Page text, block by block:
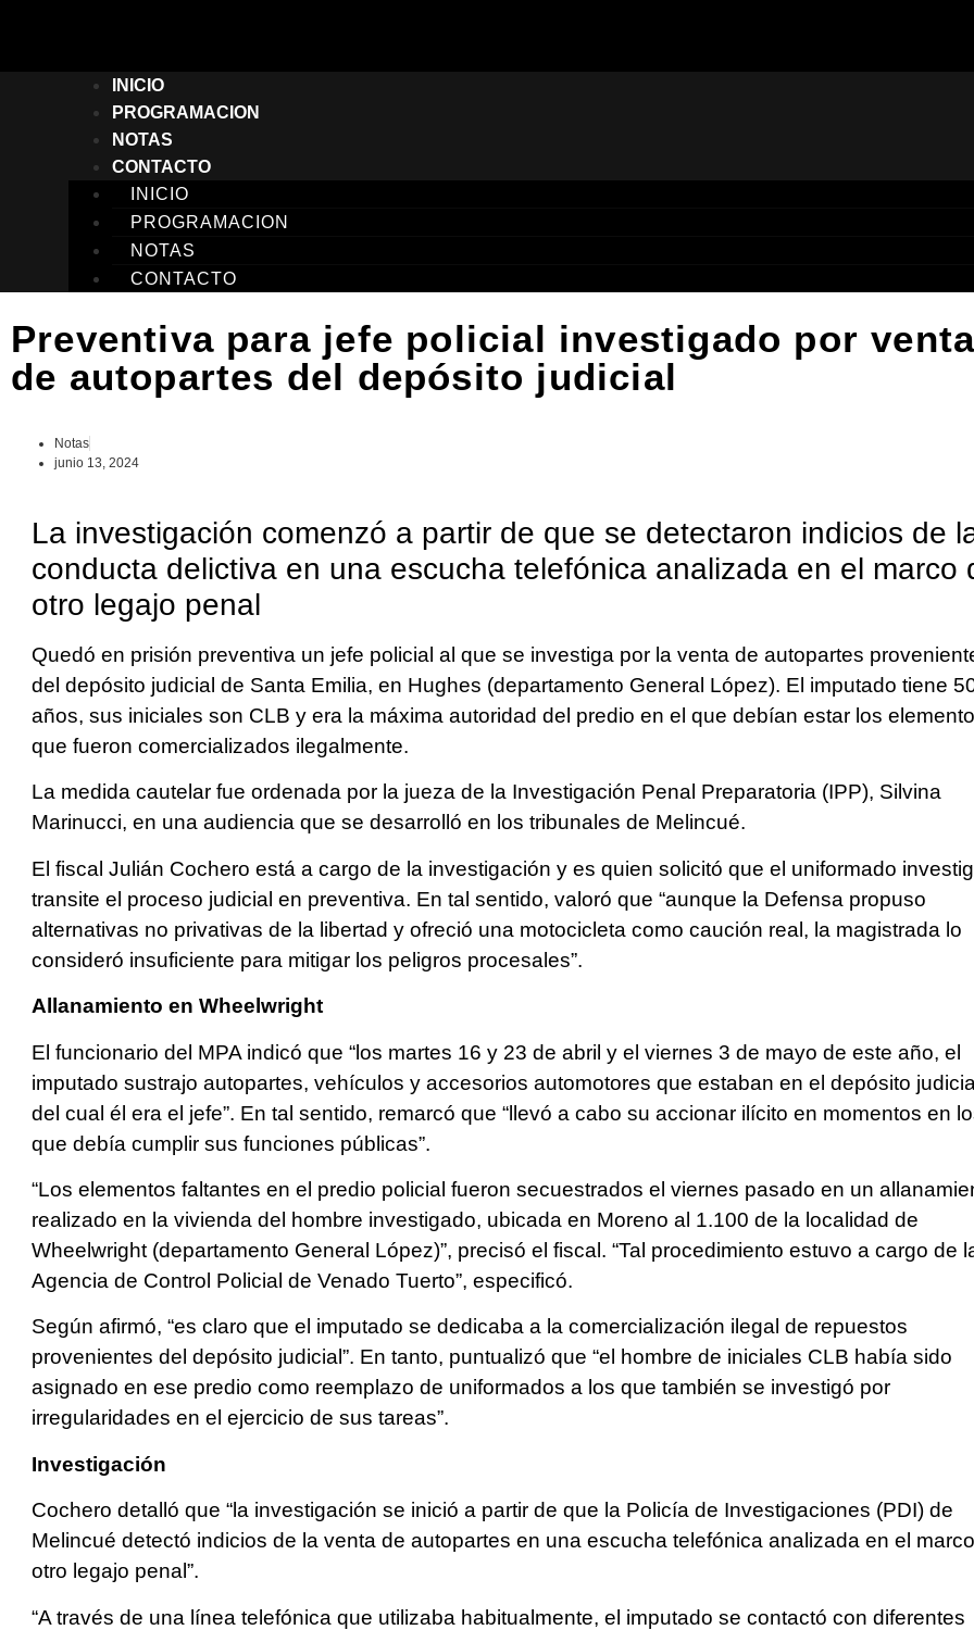
INICIO
PROGRAMACION
NOTAS
CONTACTO
INICIO
PROGRAMACION
NOTAS
CONTACTO
Preventiva para jefe policial investigado por venta
de autopartes del depósito judicial
Notas
junio 13, 2024
La investigación comenzó a partir de que se detectaron indicios de
conducta delictiva en una escucha telefónica analizada en el marco
otro legajo penal
Quedó en prisión preventiva un jefe policial al que se investiga por la venta de autopartes
del depósito judicial de Santa Emilia, en Hughes (departamento General López). El imputado tiene
años, sus iniciales son CLB y era la máxima autoridad del predio en el que debían estar los
que fueron comercializados ilegalmente.
La medida cautelar fue ordenada por la jueza de la Investigación Penal Preparatoria (IPP), Silvina
Marinucci, en una audiencia que se desarrolló en los tribunales de Melincué.
El fiscal Julián Cochero está a cargo de la investigación y es quien solicitó que el uniformado
transite el proceso judicial en preventiva. En tal sentido, valoró que “aunque la Defensa propuso
alternativas no privativas de la libertad y ofreció una motocicleta como caución real, la magistrada lo
consideró insuficiente para mitigar los peligros procesales”.
Allanamiento en Wheelwright
El funcionario del MPA indicó que “los martes 16 y 23 de abril y el viernes 3 de mayo de este año, el
imputado sustrajo autopartes, vehículos y accesorios automotores que estaban en el depósito
del cual él era el jefe”. En tal sentido, remarcó que “llevó a cabo su accionar ilícito en momentos en
que debía cumplir sus funciones públicas”.
“Los elementos faltantes en el predio policial fueron secuestrados el viernes pasado en un
realizado en la vivienda del hombre investigado, ubicada en Moreno al 1.100 de la localidad de
Wheelwright (departamento General López)”, precisó el fiscal. “Tal procedimiento estuvo a cargo de
Agencia de Control Policial de Venado Tuerto”, especificó.
Según afirmó, “es claro que el imputado se dedicaba a la comercialización ilegal de repuestos
provenientes del depósito judicial”. En tanto, puntualizó que “el hombre de iniciales CLB había sido
asignado en ese predio como reemplazo de uniformados a los que también se investigó por
irregularidades en el ejercicio de sus tareas”.
Investigación
Cochero detalló que “la investigación se inició a partir de que la Policía de Investigaciones (PDI) de
Melincué detectó indicios de la venta de autopartes en una escucha telefónica analizada en el
otro legajo penal”.
“A través de una línea telefónica que utilizaba habitualmente, el imputado se contactó con diferentes